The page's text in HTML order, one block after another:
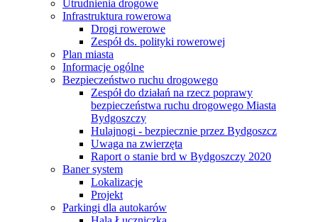
Utrudnienia drogowe
Infrastruktura rowerowa
Drogi rowerowe
Zespół ds. polityki rowerowej
Plan miasta
Informacje ogólne
Bezpieczeństwo ruchu drogowego
Zespół do działań na rzecz poprawy
bezpieczeństwa ruchu drogowego Miasta
Bydgoszczy
Hulajnogi - bezpiecznie przez Bydgoszcz
Uwaga na zwierzęta
Raport o stanie brd w Bydgoszczy 2020
Baner system
Lokalizacje
Projekt
Parkingi dla autokarów